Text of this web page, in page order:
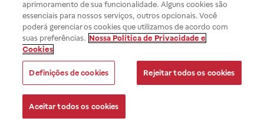
aprimoramento de sua funcionalidade. Alguns cookies são
essenciais para nossos serviços, outros opcionais. Você
poderá gerenciar os cookies que utilizamos de acordo com
suas preferências. Nossa Política de Privacidade e
Cookies
Definições de cookies Rejeitar todos os cookies
Aceitar todos os cookies